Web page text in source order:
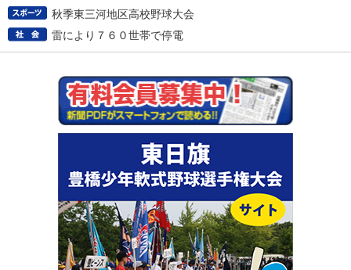
秋季東三河地区高校野球大会
雷により７６０世帯で停電